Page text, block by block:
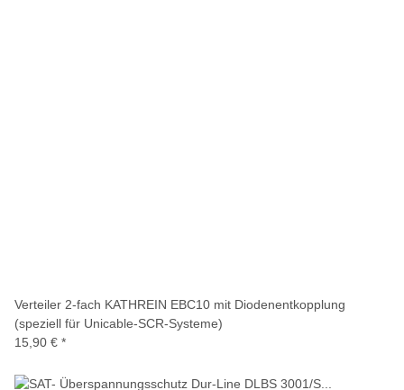
Verteiler 2-fach KATHREIN EBC10 mit Diodenentkopplung
(speziell für Unicable-SCR-Systeme)
15,90 € *